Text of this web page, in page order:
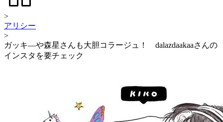
>
アリシー
>
ガッキ―や森星さんも大胆コラージュ！ dalazdaakaaさんの
インスタを要チェック